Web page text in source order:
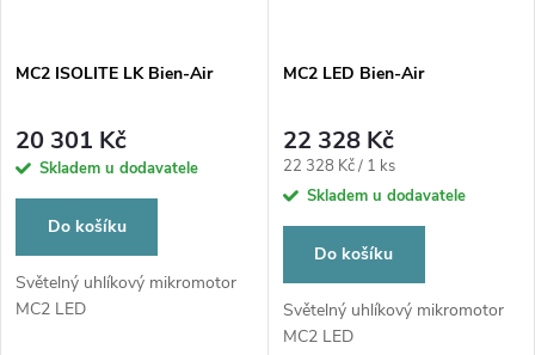
MC2 ISOLITE LK Bien-Air
20 301 Kč
Skladem u dodavatele
Do košíku
Světelný uhlíkový mikromotor
MC2 LED
MC2 LED Bien-Air
22 328 Kč
Měrná
cena:
22 328 Kč / 1 ks
Skladem u dodavatele
Do košíku
Světelný uhlíkový mikromotor
MC2 LED